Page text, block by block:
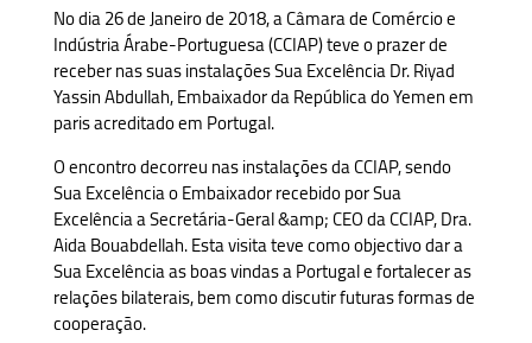
No dia 26 de Janeiro de 2018, a Câmara de Comércio e
Indústria Árabe-Portuguesa (CCIAP) teve o prazer de
receber nas suas instalações Sua Excelência Dr. Riyad
Yassin Abdullah, Embaixador da República do Yemen em
paris acreditado em Portugal.
O encontro decorreu nas instalações da CCIAP, sendo
Sua Excelência o Embaixador recebido por Sua
Excelência a Secretária-Geral &amp; CEO da CCIAP, Dra.
Aida Bouabdellah. Esta visita teve como objectivo dar a
Sua Excelência as boas vindas a Portugal e fortalecer as
relações bilaterais, bem como discutir futuras formas de
cooperação.